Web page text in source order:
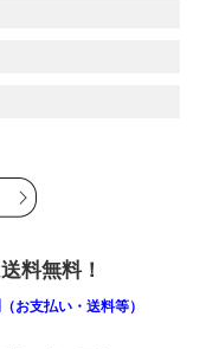
料無料！
（お支払い・送料等）